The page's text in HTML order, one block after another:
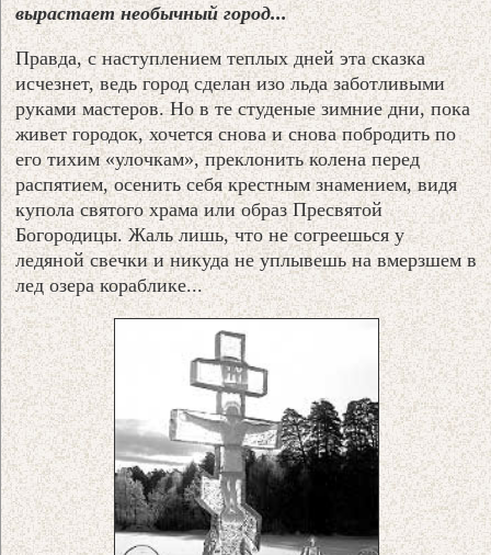
вырастает необычный город...
Правда, с наступлением теплых дней эта сказка
исчезнет, ведь город сделан изо льда заботливыми
руками мастеров. Но в те студеные зимние дни, пока
живет городок, хочется снова и снова побродить по
его тихим «улочкам», преклонить колена перед
распятием, осенить себя крестным знамением, видя
купола святого храма или образ Пресвятой
Богородицы. Жаль лишь, что не согреешься у
ледяной свечки и никуда не уплывешь на вмерзшем в
лед озера кораблике...